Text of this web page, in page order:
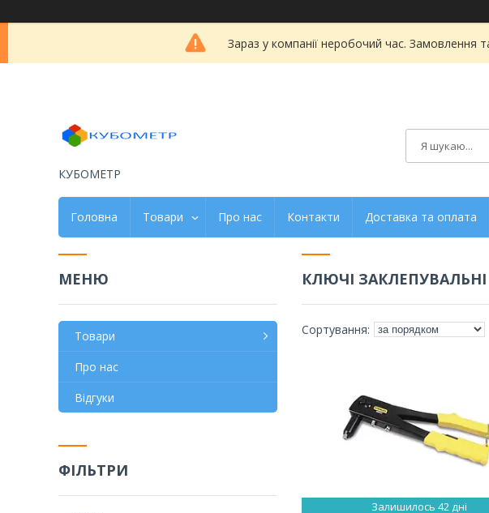
Зараз у компанії неробочий час. Замовлення
КУБОМЕТР
Головна Товари Про нас Контакти Доставка та оплата
КЛЮЧІ ЗАКЛЕПУВАЛЬНІ
Залишилось 42 дні
Товари
Про нас
Відгуки
ФІЛЬТРИ